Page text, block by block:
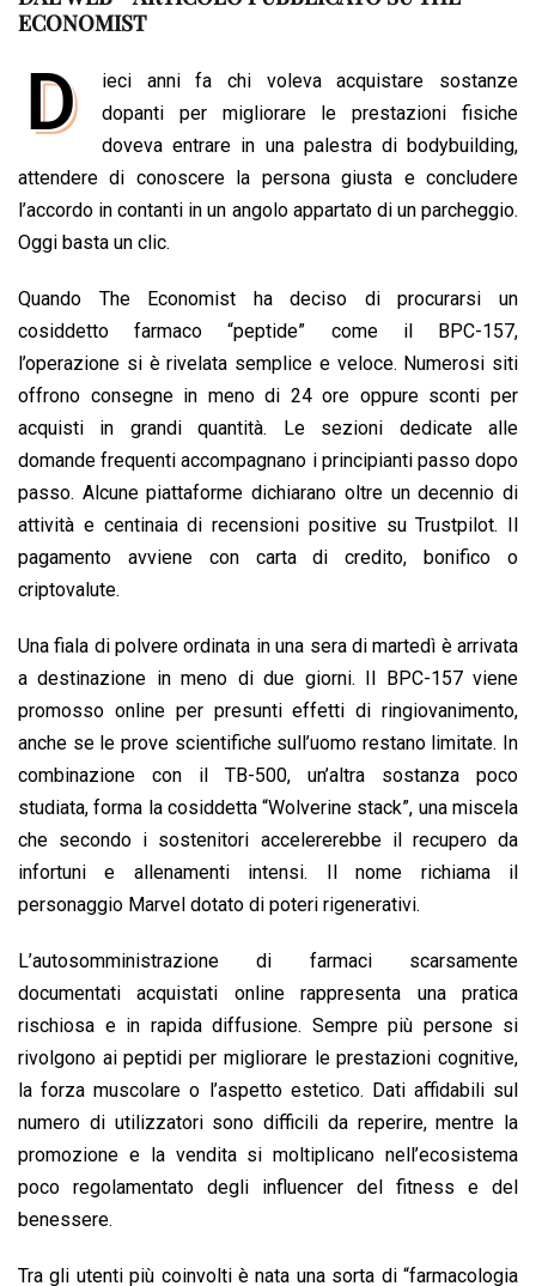
e
o
o
t
p
p
d
I
n
s
i
n
k
ECONOMIST
D
ieci anni fa chi voleva acquistare sostanze
dopanti per migliorare le prestazioni fisiche
doveva entrare in una palestra di bodybuilding,
attendere di conoscere la persona giusta e concludere
l’accordo in contanti in un angolo appartato di un parcheggio.
Oggi basta un clic.
Quando The Economist ha deciso di procurarsi un
cosiddetto farmaco “peptide” come il BPC-157,
l’operazione si è rivelata semplice e veloce. Numerosi siti
offrono consegne in meno di 24 ore oppure sconti per
acquisti in grandi quantità. Le sezioni dedicate alle
domande frequenti accompagnano i principianti passo dopo
passo. Alcune piattaforme dichiarano oltre un decennio di
attività e centinaia di recensioni positive su Trustpilot. Il
pagamento avviene con carta di credito, bonifico o
criptovalute.
Una fiala di polvere ordinata in una sera di martedì è arrivata
a destinazione in meno di due giorni. Il BPC-157 viene
promosso online per presunti effetti di ringiovanimento,
anche se le prove scientifiche sull’uomo restano limitate. In
combinazione con il TB-500, un’altra sostanza poco
studiata, forma la cosiddetta “Wolverine stack”, una miscela
che secondo i sostenitori accelererebbe il recupero da
infortuni e allenamenti intensi. Il nome richiama il
personaggio Marvel dotato di poteri rigenerativi.
L’autosomministrazione di farmaci scarsamente
documentati acquistati online rappresenta una pratica
rischiosa e in rapida diffusione. Sempre più persone si
rivolgono ai peptidi per migliorare le prestazioni cognitive,
la forza muscolare o l’aspetto estetico. Dati affidabili sul
numero di utilizzatori sono difficili da reperire, mentre la
promozione e la vendita si moltiplicano nell’ecosistema
poco regolamentato degli influencer del fitness e del
benessere.
Tra gli utenti più coinvolti è nata una sorta di “farmacologia